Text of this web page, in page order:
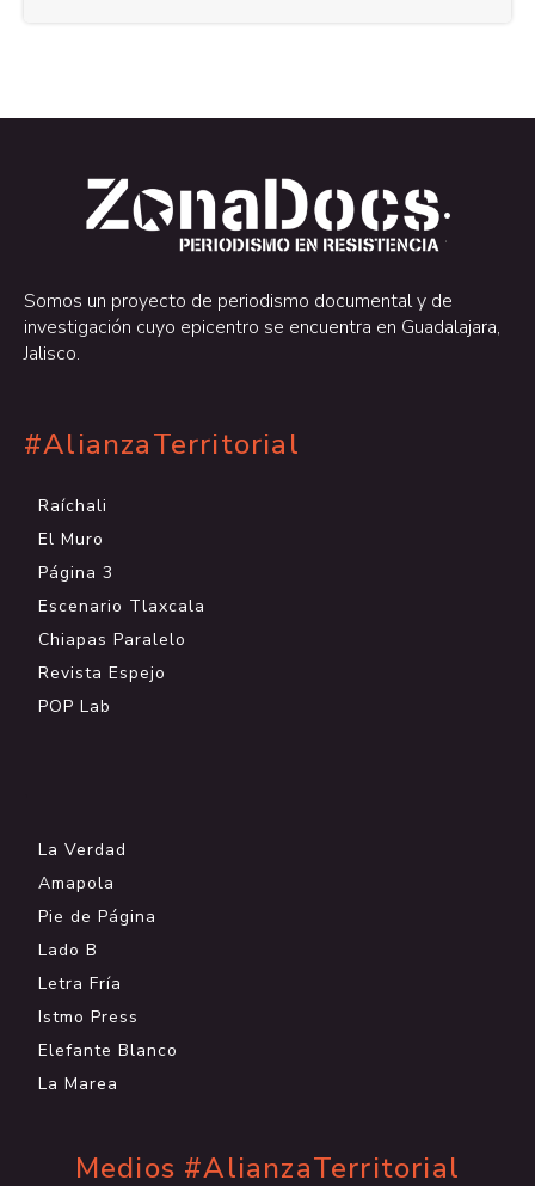
.
.
Somos un proyecto de periodismo documental y de
investigación cuyo epicentro se encuentra en Guadalajara,
Jalisco.
#AlianzaTerritorial
Raíchali
El Muro
Página 3
Escenario Tlaxcala
Chiapas Paralelo
Revista Espejo
POP Lab
La Verdad
Amapola
Pie de Página
Lado B
Letra Fría
Istmo Press
Elefante Blanco
La Marea
Medios #AlianzaTerritorial